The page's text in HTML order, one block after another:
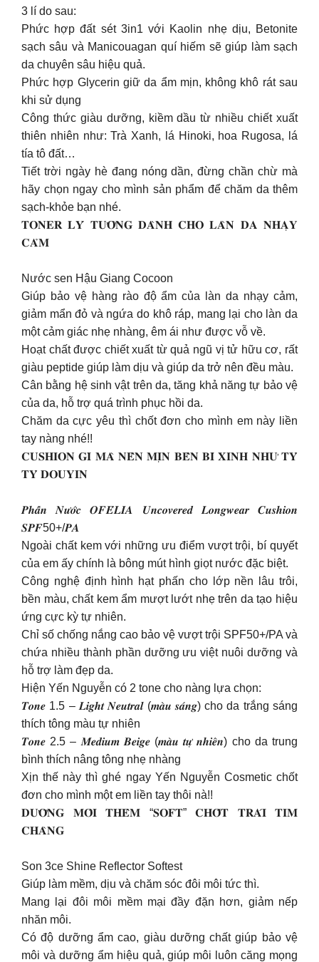
3 lí do sau:
Phức hợp đất sét 3in1 với Kaolin nhẹ dịu, Betonite
sạch sâu và Manicouagan quí hiếm sẽ giúp làm sạch
da chuyên sâu hiệu quả.
Phức hợp Glycerin giữ da ẩm mịn, không khô rát sau
khi sử dụng
Công thức giàu dưỡng, kiềm dầu từ nhiều chiết xuất
thiên nhiên như: Trà Xanh, lá Hinoki, hoa Rugosa, lá
tía tô đất…
Tiết trời ngày hè đang nóng dần, đừng chần chừ mà
hãy chọn ngay cho mình sản phẩm để chăm da thêm
sạch-khỏe bạn nhé.
𝐓𝐎𝐍𝐄𝐑 𝐋𝐘́ 𝐓𝐔̛𝐎̛̉𝐍𝐆 𝐃𝐀̀𝐍𝐇 𝐂𝐇𝐎 𝐋𝐀̀𝐍 𝐃𝐀 𝐍𝐇𝐀̣𝐘
𝐂𝐀̉𝐌
Nước sen Hậu Giang Cocoon
Giúp bảo vệ hàng rào độ ẩm của làn da nhạy cảm,
giảm mẩn đỏ và ngứa do khô ráp, mang lại cho làn da
một cảm giác nhẹ nhàng, êm ái như được vỗ về.
Hoạt chất được chiết xuất từ quả ngũ vị tử hữu cơ, rất
giàu peptide giúp làm dịu và giúp da trở nên đều màu.
Cân bằng hệ sinh vật trên da, tăng khả năng tự bảo vệ
của da, hỗ trợ quá trình phục hồi da.
Chăm da cực yêu thì chốt đơn cho mình em này liền
tay nàng nhé!!
𝐂𝐔𝐒𝐇𝐈𝐎𝐍 𝐆𝐈̀ 𝐌𝐀̀ 𝐍𝐄̂̀𝐍 𝐌𝐈̣𝐍 𝐁𝐄̂̀𝐍 𝐁𝐈̉ 𝐗𝐈𝐍𝐇 𝐍𝐇𝐔̛ 𝐓𝐘̉
𝐓𝐘̉ 𝐃𝐎𝐔𝐘𝐈𝐍
𝑷𝒉𝒂̂́𝒏 𝑵𝒖̛𝒐̛́𝒄 𝑶𝑭𝑬́𝑳𝑰𝑨 𝑼𝒏𝒄𝒐𝒗𝒆𝒓𝒆𝒅 𝑳𝒐𝒏𝒈𝒘𝒆𝒂𝒓 𝑪𝒖𝒔𝒉𝒊𝒐𝒏
𝑺𝑷𝑭50+/𝑷𝑨
Ngoài chất kem với những ưu điểm vượt trội, bí quyết
của em ấy chính là bông mút hình giọt nước đặc biệt.
Công nghệ định hình hạt phấn cho lớp nền lâu trôi,
bền màu, chất kem ẩm mượt lướt nhẹ trên da tạo hiệu
ứng cực kỳ tự nhiên.
Chỉ số chống nắng cao bảo vệ vượt trội SPF50+/PA và
chứa nhiều thành phần dưỡng ưu việt nuôi dưỡng và
hỗ trợ làm đẹp da.
Hiện Yến Nguyễn có 2 tone cho nàng lựa chọn:
𝑻𝒐𝒏𝒆 1.5 – 𝑳𝒊𝒈𝒉𝒕 𝑵𝒆𝒖𝒕𝒓𝒂𝒍 (𝒎𝒂̀𝒖 𝒔𝒂́𝒏𝒈) cho da trắng sáng
thích tông màu tự nhiên
𝑻𝒐𝒏𝒆 2.5 – 𝑴𝒆𝒅𝒊𝒖𝒎 𝑩𝒆𝒊𝒈𝒆 (𝒎𝒂̀𝒖 𝒕𝒖̛̣ 𝒏𝒉𝒊𝒆̂𝒏) cho da trung
bình thích nâng tông nhẹ nhàng
Xịn thế này thì ghé ngay Yến Nguyễn Cosmetic chốt
đơn cho mình một em liền tay thôi nà!!
𝐃𝐔̛𝐎̛̃𝐍𝐆 𝐌𝐎̂𝐈 𝐓𝐇𝐄̂𝐌 “𝐒𝐎𝐅𝐓” 𝐂𝐇𝐎̂́𝐓 𝐓𝐑𝐀́𝐈 𝐓𝐈𝐌
𝐂𝐇𝐀̀𝐍𝐆
Son 3ce Shine Reflector Softest
Giúp làm mềm, dịu và chăm sóc đôi môi tức thì.
Mang lại đôi môi mềm mại đầy đặn hơn, giảm nếp
nhăn môi.
Có độ dưỡng ẩm cao, giàu dưỡng chất giúp bảo vệ
môi và dưỡng ẩm hiệu quả, giúp môi luôn căng mọng